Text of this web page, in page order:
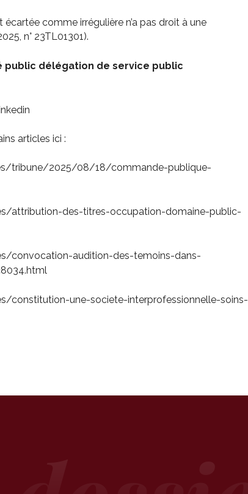
comme irrégulière n’a pas droit à une
n° 23TL01301 ).
public délégation de service public
articles ici :
tribune/2025/08/18/commande-publique-
attribution-des-titres-occupation-domaine-public-
convocation-audition-des-temoins-dans-
constitution-une-societe-interprofessionnelle-soins-